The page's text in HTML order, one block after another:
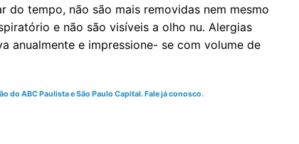
do tempo, não são mais removidas nem mesmo
e não são visíveis a olho nu. Alergias
anualmente e impressione- se com volume de
do ABC Paulista e São Paulo Capital. Fale já conosco.